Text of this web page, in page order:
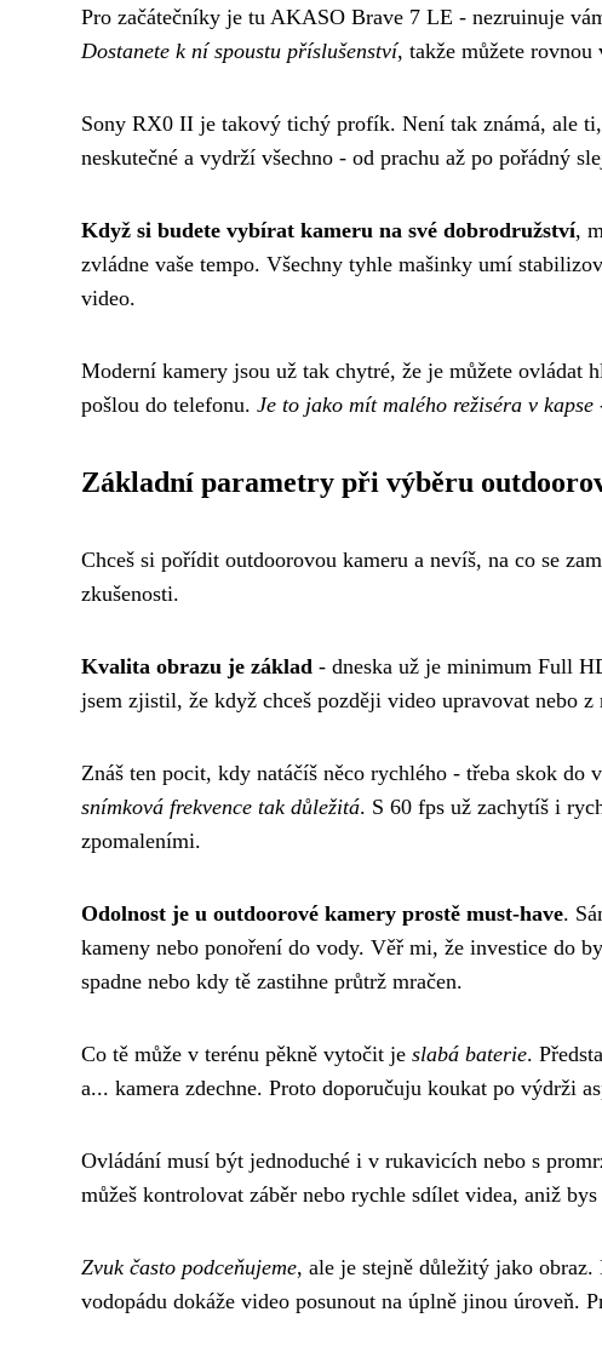
Pro začátečníky je tu AKASO Brave 7 LE - nezruinuje
Dostanete k ní spoustu příslušenství, takže můžete rovnou
Sony RX0 II je takový tichý profík. Není tak známá, ale
neskutečné a vydrží všechno - od prachu až po pořádný
Když si budete vybírat kameru na své dobrodružství,
zvládne vaše tempo. Všechny tyhle mašinky umí
video.
Moderní kamery jsou už tak chytré, že je můžete ovládat
pošlou do telefonu. Je to jako mít malého režiséra v kapse
Základní parametry při výběru
Chceš si pořídit outdoorovou kameru a nevíš, na co se
zkušenosti.
Kvalita obrazu je základ - dneska už je minimum Full
jsem zjistil, že když chceš později video upravovat nebo
Znáš ten pocit, kdy natáčíš něco rychlého - třeba skok do
snímková frekvence tak důležitá. S 60 fps už zachytíš i
zpomaleními.
Odolnost je u outdoorové kamery prostě must-have.
kameny nebo ponoření do vody. Věř mi, že investice do
spadne nebo kdy tě zastihne průtrž mračen.
Co tě může v terénu pěkně vytočit je slabá baterie.
a... kamera zdechne. Proto doporučuju koukat po výdrži
Ovládání musí být jednoduché i v rukavicích nebo s
můžeš kontrolovat záběr nebo rychle sdílet videa, aniž
Zvuk často podceňujeme, ale je stejně důležitý jako
vodopádu dokáže video posunout na úplně jinou úroveň.